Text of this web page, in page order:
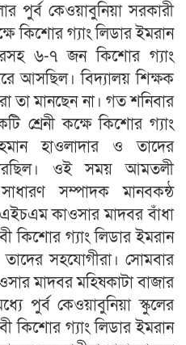
পুর্ব কেওয়াবুনিয়া সরকারী
কিশোর গ্যাং লিডার ইমরান
৬-৭ জন কিশোর গ্যাং
আসছিল। বিদ্যালয় শিক্ষক
তা মানছেন না। গত শনিবার
শ্রেনী কক্ষে কিশোর গ্যাং
হাওলাদার ও তাদের
ওই সময় আমতলী
সম্পাদক মানবকন্ঠ
এইচএম কাওসার মাদবর বাঁধা
কিশোর গ্যাং লিডার ইমরান
তাদের সহযোগীরা। সোমবার
মাদবর মহিষকাটা বাজার
পুর্ব কেওয়াবুনিয়া স্কুলের
কিশোর গ্যাং লিডার ইমরান